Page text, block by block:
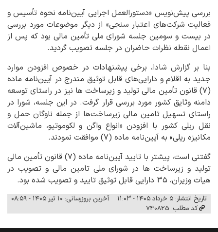
بررسی پیش‌نویس «دستورالعمل اجرایی آیین‌نامه نحوه تأسیس و
فعالیت شرکت‌های اعتبار سنجی» از دیگر موضوعات مورد بررسی
در بیست و سومین جلسه شورای ملی تأمین مالی بود که پس از
اعمال نقطه نظرات حاضران در جلسه تصویب گردید.
بنا بر گزارش شادا، برخی پیشنهادات در خصوص افزودن موارد
جدید به اقلام و دارایی‌های قابل توثیق مندرج در آیین‌نامه ماده
(۷) قانون تأمین مالی تولید و زیرساخت ها نیز در راستای توسعه
دامنه وثایق کشور مورد بررسی قرار گرفت. در این جلسه، شورا در
راستای تسهیل تامین مالی زیرساخت‌ها از جمله ناوگان حمل و
نقل ریلی کشور با افزودن «انواع واگن و لکوموتیو، ماشین‌آلات
مکانیزه ریلی» به آیین‌نامه ماده (۷) موافقت نمودند.
گفتنی است، پیشتر با تایید آیین‌نامه ماده (۷) قانون تأمین مالی
تولید و زیرساخت ها در شورای ملی تامین مالی و تصویب در
هیات وزیران، ۳۵ دارایی قابل توثیق تایید و تصویب شده بود.
تاریخ انتشار: ۵ خرداد ۱۴۰۵ - ۱۱:۰۳
آخرین بروزرسانی: ۱۰ تیر ۱۴۰۵ - ۰۸:۵۹
کد مطلب: 740825